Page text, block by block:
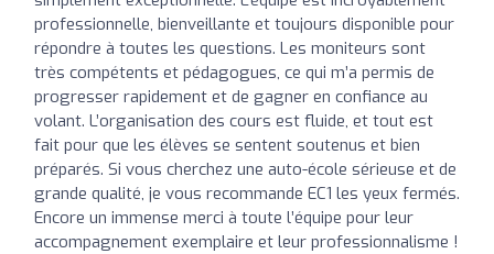
professionnelle, bienveillante et toujours disponible pour
répondre à toutes les questions. Les moniteurs sont
très compétents et pédagogues, ce qui m’a permis de
progresser rapidement et de gagner en confiance au
volant. L’organisation des cours est fluide, et tout est
fait pour que les élèves se sentent soutenus et bien
préparés. Si vous cherchez une auto-école sérieuse et de
grande qualité, je vous recommande EC1 les yeux fermés.
Encore un immense merci à toute l’équipe pour leur
accompagnement exemplaire et leur professionnalisme !